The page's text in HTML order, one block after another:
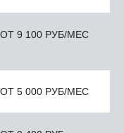
ОТ 9 100 РУБ/МЕС
ОТ 5 000 РУБ/МЕС